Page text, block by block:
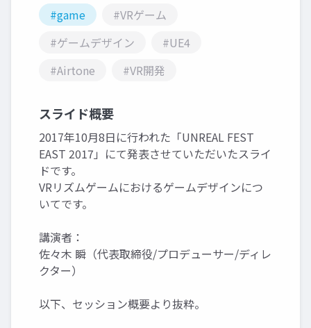
#game
#VRゲーム
#ゲームデザイン
#UE4
#Airtone
#VR開発
スライド概要
2017年10月8日に行われた「UNREAL FEST
EAST 2017」にて発表させていただいたスライ
ドです。
VRリズムゲームにおけるゲームデザインにつ
いてです。
講演者：
佐々木 瞬（代表取締役/プロデューサー/ディレ
クター）
以下、セッション概要より抜粋。